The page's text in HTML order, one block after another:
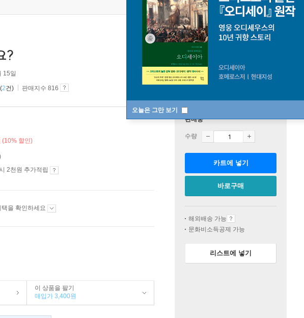
오늘은 그만 보기
?
15일
2건) 판매지수 816
(10% 할인)
2천원 추가적립
을 확인하세요
이 상품을 팔기
매입가 3,400원
판매중
수량
카트에 넣기
바로구매
해외배송 가능
문화비소득공제 가능
리스트에 넣기